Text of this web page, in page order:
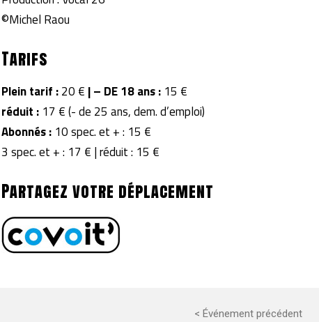
©Michel Raou
Tarifs
Plein tarif :20 € |– DE 18 ans :15 €
réduit :17 € (- de 25 ans, dem. d’emploi)
Abonnés : 10 spec. et + : 15 €
3 spec. et + : 17 € | réduit : 15 €
Partagez votre déplacement
< Événement précédent